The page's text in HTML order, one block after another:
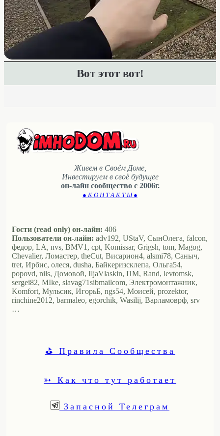
Вот этот вот!
Живем в Своём Доме,
Инвестируем в своё будущее
он-лайн сообщество с 2006г.
● К О Н Т А К Т Ы ●
Гости (read only) он-лайн: 406
Пользователи он-лайн: adv192, UStaV, СынОлега, falcon,
федор, LA, nvs, BMV1, cpt, Komissar, Grigsh, tom, Magog,
Chevalier, Ломастер, theCut, Висариoн4, alsmi78, Саныч,
tret, Ирбис, олеся, dusha, Байкеризсклепа, Ольга54,
popovd, nils, Домовой, IljaVlaskin, ПМ, Rand, levtomsk,
sergei82, MIke, slavag71sibmailcom, Электромонтажник,
Komfort, Мульсик, ИгорьБ, ngs54, Моисей, prozektor,
rinchine2012, barmaleo, egorchik, Wasilij, Варламоврф, srv
…
⛳ Правила Сообщества
➳ Как что тут работает
Запасной Телеграм